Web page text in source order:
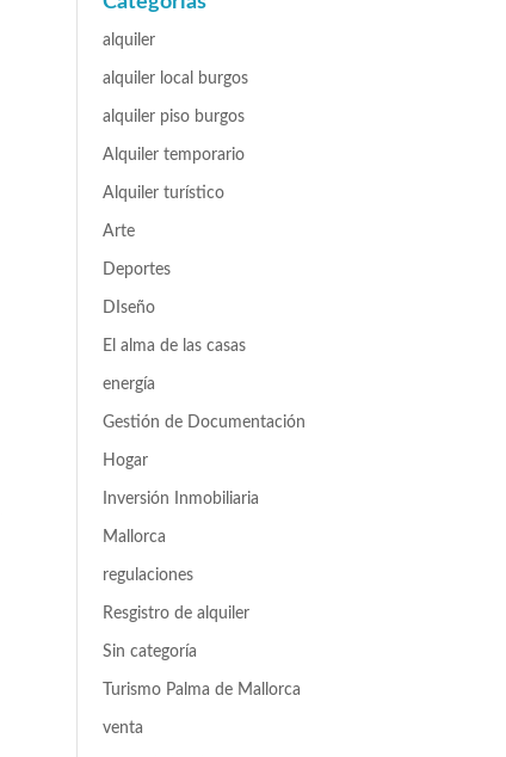
alquiler
alquiler local burgos
alquiler piso burgos
Alquiler temporario
Alquiler turístico
Arte
Deportes
DIseño
El alma de las casas
energía
Gestión de Documentación
Hogar
Inversión Inmobiliaria
Mallorca
regulaciones
Resgistro de alquiler
Sin categoría
Turismo Palma de Mallorca
venta